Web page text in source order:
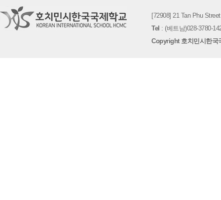
[72908] 21 Tan Phu
Tel : (베트남)028-3780-
Copyright 호치민시한국